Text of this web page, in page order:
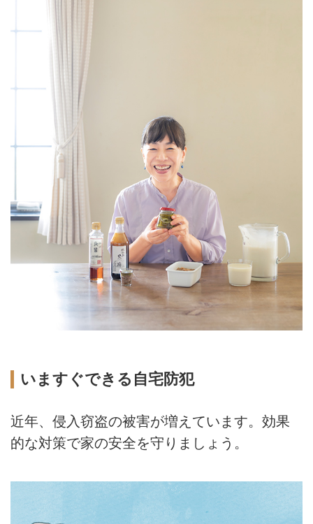
いますぐできる自宅防犯
近年、侵入窃盗の被害が増えています。効果
的な対策で家の安全を守りましょう。